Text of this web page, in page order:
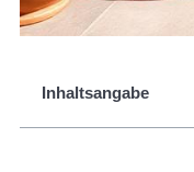
Inhaltsangabe